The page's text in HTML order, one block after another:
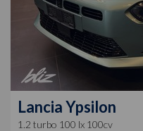
LanciaYpsilon
1.2 turbo 100 lx 100cv